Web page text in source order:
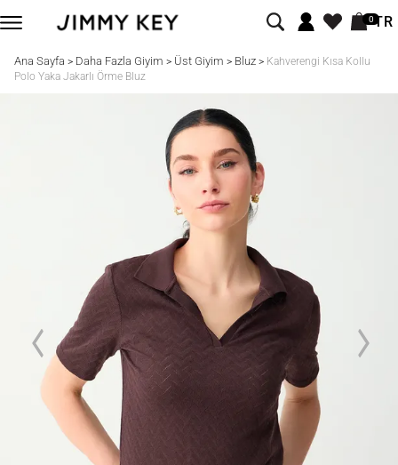
0TR
Ana Sayfa > Daha Fazla Giyim > Üst Giyim > Bluz> Kahverengi Kısa Kollu
Polo Yaka Jakarlı Örme Bluz